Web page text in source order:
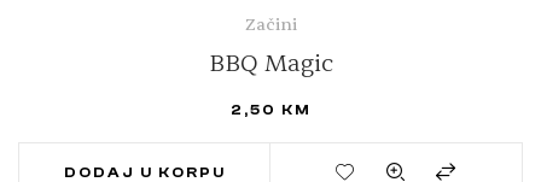
Začini
BBQ Magic
2,50 KM
DODAJ U KORPU